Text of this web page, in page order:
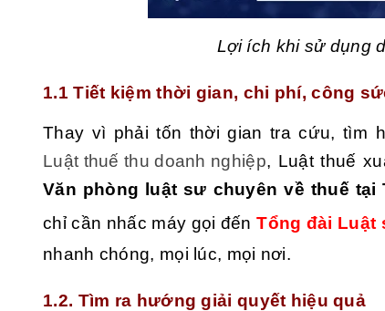
Lợi ích khi sử dụng
1.1 Tiết kiệm thời gian, chi phí, công
Thay vì phải tốn thời gian tra cứu, tìm
Luật thuế thu doanh nghiệp, Luật thuế
Văn phòng luật sư chuyên về thuế tại
chỉ cần nhấc máy gọi đếnTổng đài Luật
nhanh chóng, mọi lúc, mọi nơi.
1.2. Tìm ra hướng giải quyết hiệu quả